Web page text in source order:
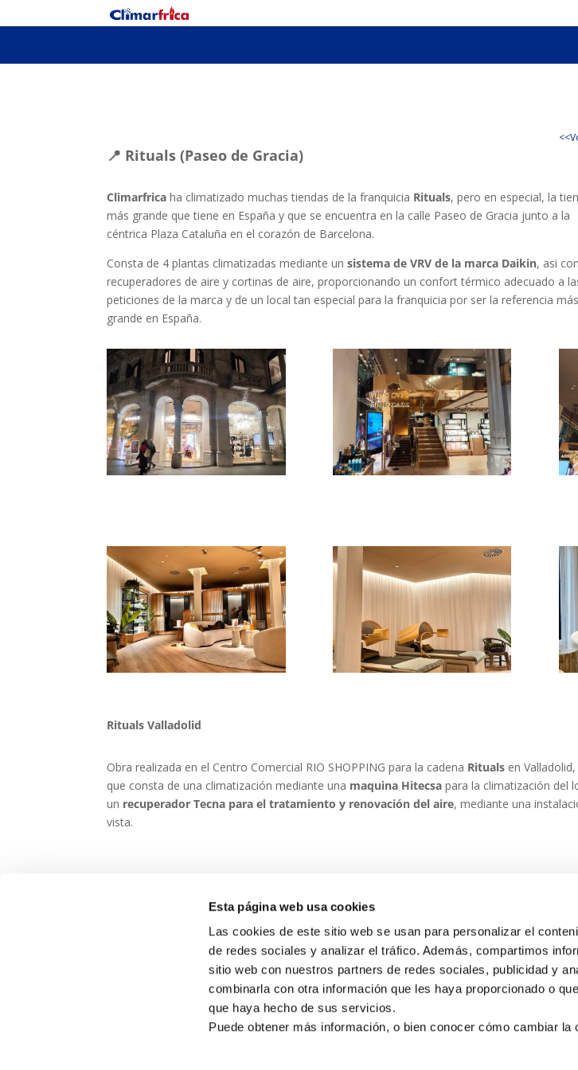
Esta página web usa cookies
Las cookies de este sitio web se usan para personalizar el
de redes sociales y analizar el tráfico. Además, compartimos
sitio web con nuestros partners de redes sociales, publicidad y
combinarla con otra información que les haya proporcionado o
que haya hecho de sus servicios.
Puede obtener más información, o bien conocer cómo cambiar la
📍 Rituals (Paseo de Gracia)
Climarfrica ha climatizado muchas tiendas de la franquicia Rituals, pero en especial, la
más grande que tiene en España y que se encuentra en la calle Paseo de Gracia junto a la
céntrica Plaza Cataluña en el corazón de Barcelona.
Consta de 4 plantas climatizadas mediante unsistema de VRV de la marca Daikin, asi
recuperadores de aire y cortinas de aire, proporcionando un confort térmico adecuado a
peticiones de la marca y de un local tan especial para la franquicia por ser la referencia más
grande en España.
Rituals Valladolid
Obra realizada en el Centro Comercial RIO SHOPPING para la cadena Rituals en
que consta de una climatización mediante una maquina Hitecsa para la climatización del
un recuperador Tecna para el tratamiento y renovación del aire, mediante una
vista.